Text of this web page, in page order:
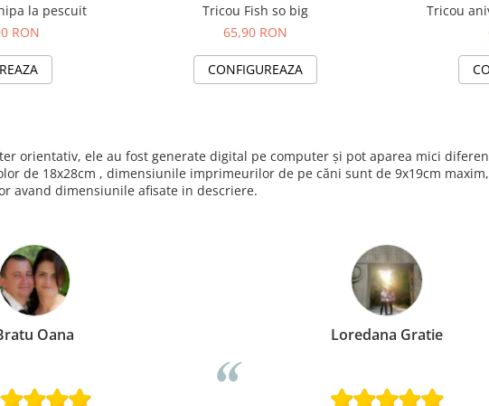
la pescuit
RON
Tricou Fish so big
65,90 RON
CONFIGUREAZA
Tricou
orientativ, ele au fost generate digital pe computer și pot aparea mici
de 18x28cm , dimensiunile imprimeurilor de pe căni sunt de 9x19cm
avand dimensiunile afisate in descriere.
Oana Loredana Gratie